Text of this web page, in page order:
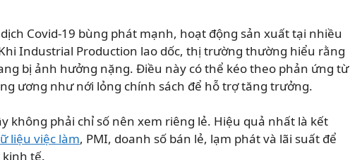
Covid-19 bùng phát mạnh, hoạt động sản xuất tại nhiều
Industrial Production lao dốc, thị trường thường hiểu rằng
bị ảnh hưởng nặng. Điều này có thể kéo theo phản ứng từ
ương như nới lỏng chính sách để hỗ trợ tăng trưởng.
không phải chỉ số nên xem riêng lẻ. Hiệu quả nhất là kết
liệu việc làm, PMI, doanh số bán lẻ, lạm phát và lãi suất để
kinh tế.